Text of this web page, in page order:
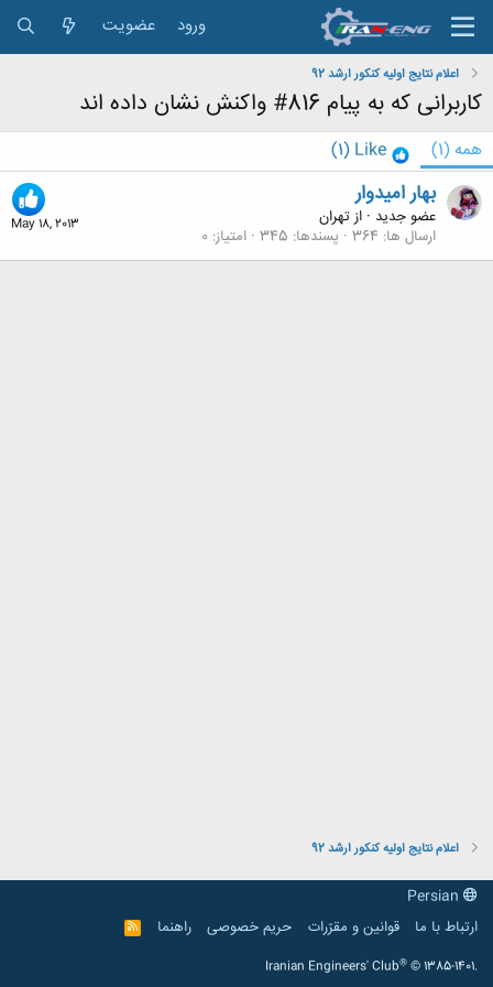
ورود عضویت
اعلام نتایج اولیه کنکور ارشد 92
کاربرانی که به پیام 816# واکنش نشان داده اند
همه (1)
Like
(1)
May 18, 2013
بهار امیدوار
عضو جدید · ازتهران
ارسال ها 364 پسندها 345 امتیاز 0
اعلام نتایج اولیه کنکور ارشد 92
ارتباط با ما
قوانین و مقرّرات حریم خصوصی راهنما
R
S
Iranian Engineers' Club® © 1385-1401.